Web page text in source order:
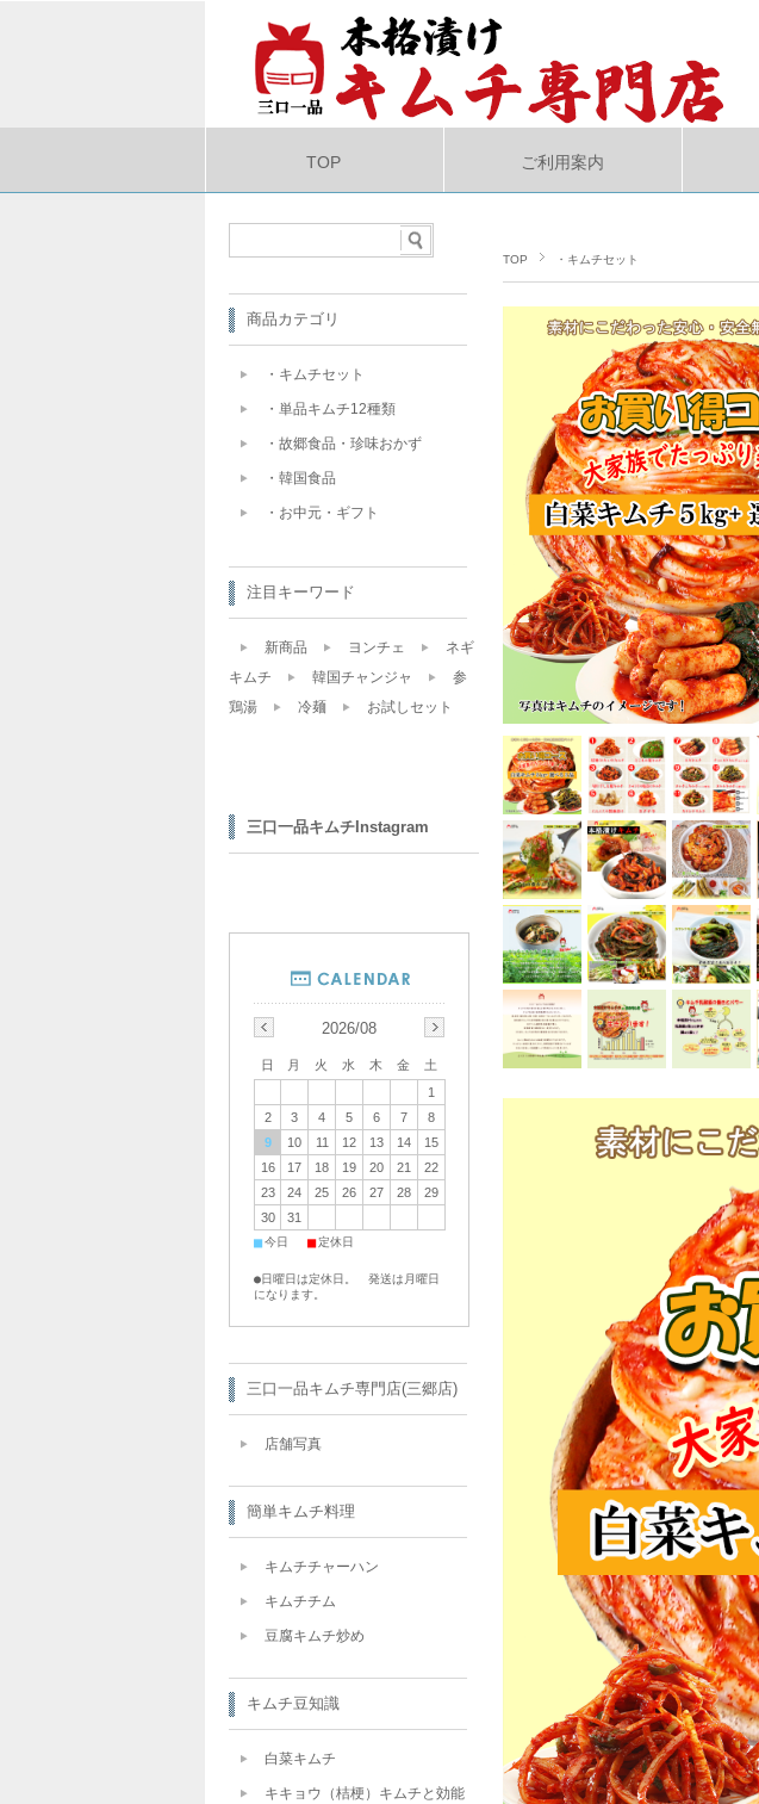
TOP ご利用案内
TOP ・キムチセット
商品カテゴリ
・キムチセット
・単品キムチ12種類
・故郷食品・珍味おかず
・韓国食品
・お中元・ギフト
注目キーワード
新商品 ヨンチェ
ネギ
キムチ
韓国チャンジャ
参
鶏湯
冷麺 お試しセット
三口一品キムチInstagram
2026/08
日 月 火 水 木 金
土
1
2
3 4 5 6 7
8
9
10 11 12 13 14
15
16
17 18 19 20 21
22
23
24 25 26 27 28
29
30
31
■今日 ■定休日
●日曜日は定休日。 発送は月曜日
になります。
三口一品キムチ専門店(三郷店)
店舗写真
簡単キムチ料理
キムチチャーハン
キムチチム
豆腐キムチ炒め
キムチ豆知識
白菜キムチ
キキョウ（桔梗）キムチと効能